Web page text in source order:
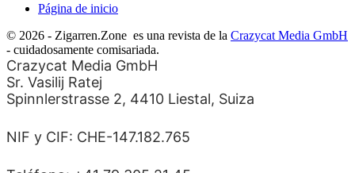
Página de inicio
© 2026 - Zigarren.Zone es una revista de la Crazycat Media GmbH
- cuidadosamente comisariada.
Crazycat Media GmbH
Sr. Vasilij Ratej
Spinnlerstrasse 2, 4410 Liestal, Suiza
NIF y CIF: CHE-147.182.765